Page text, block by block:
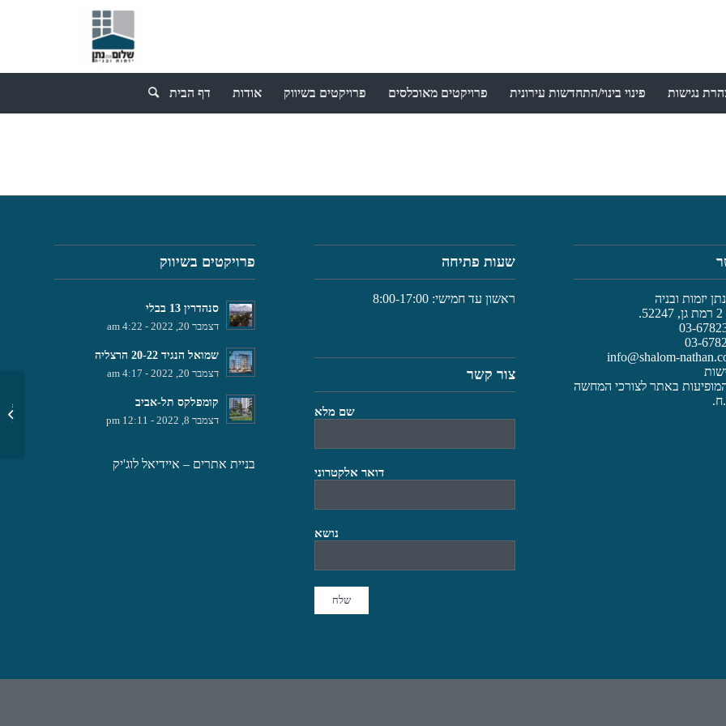
נגישות פינוי בינוי/התחדשות עירונית פרויקטים מאוכלסים פרויקטים בשיווק אודות דף הבית
יזמות ובניה
info@shalom-
באתר לצורכי המחשה
שעות פתיחה
ראשון עד חמישי: 8:00-17:00
צור קשר
שם מלא
דואר אלקטרוני
נושא
פרויקטים בשיווק
סנהדרין 13 בבלי
דצמבר 20, 2022 - 4:22 am
שמואל הנגיד 20-22 הרצליה
דצמבר 20, 2022 - 4:17 am
קומפלקס תל-אביב
דצמבר 8, 2022 - 12:11 pm
בניית אתרים – איידיאל לוג'יק
צדק